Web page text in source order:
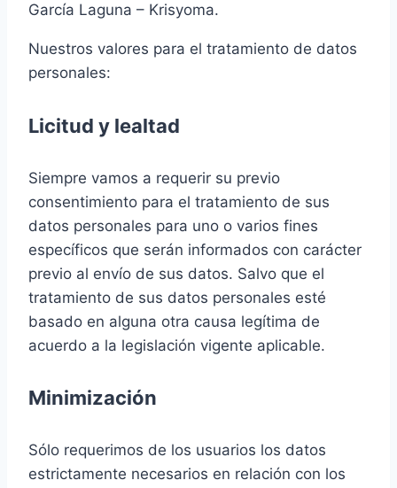
García Laguna – Krisyoma.
Nuestros valores para el tratamiento de datos
personales:
Licitud y lealtad
Siempre vamos a requerir su previo
consentimiento para el tratamiento de sus
datos personales para uno o varios fines
específicos que serán informados con carácter
previo al envío de sus datos. Salvo que el
tratamiento de sus datos personales esté
basado en alguna otra causa legítima de
acuerdo a la legislación vigente aplicable.
Minimización
Sólo requerimos de los usuarios los datos
estrictamente necesarios en relación con los